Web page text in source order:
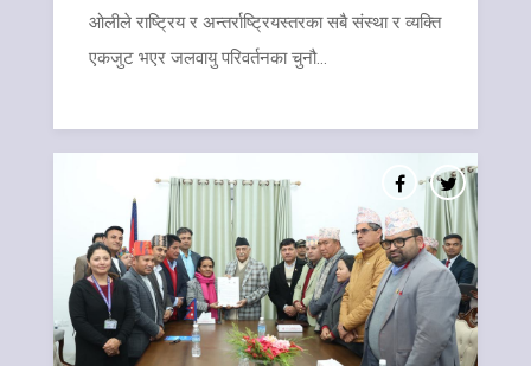
ओलीले राष्ट्रिय र अन्तर्राष्ट्रियस्तरका सबै संस्था र व्यक्ति
एकजुट भएर जलवायु परिवर्तनका चुनौ...